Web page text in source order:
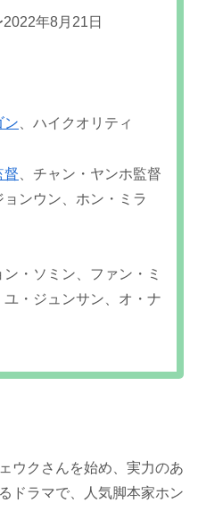
年8月21日
ン 、ハイクオリティ
督 、チャン・ヤンホ監督
ンウン、ホン・ミラ
・ソミン、ファン・ミ
・ジュンサン、オ・ナ
ウクさんを始め、実力のあ
ドラマで、人気脚本家ホン